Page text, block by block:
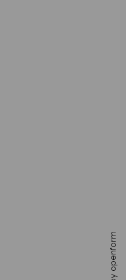
openform